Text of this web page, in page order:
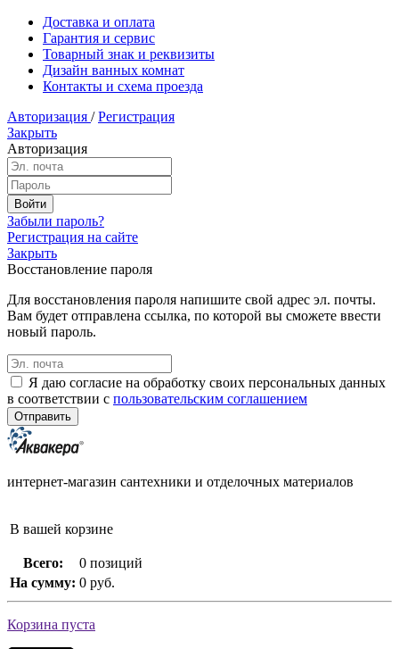
Доставка и оплата
Гарантия и сервис
Товарный знак и реквизиты
Дизайн ванных комнат
Контакты и схема проезда
Авторизация / Регистрация
Закрыть
Авторизация
Забыли пароль?
Регистрация на сайте
Закрыть
Восстановление пароля
Для восстановления пароля напишите свой адрес эл. почты.
Вам будет отправлена ссылка, по которой вы сможете ввести
новый пароль.
Я даю согласие на обработку своих персональных данных
в соответствии с пользовательским соглашением
интернет-магазин сантехники и отделочных материалов
В вашей корзине
Всего:
0 позиций
На сумму: 0 руб.
Корзина пуста